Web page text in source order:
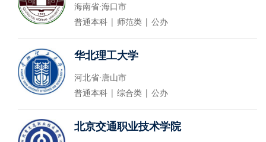
海南省·海口市
普通本科 | 师范类 | 公办
华北理工大学
河北省·唐山市
普通本科 | 综合类 | 公办
北京交通职业技术学院